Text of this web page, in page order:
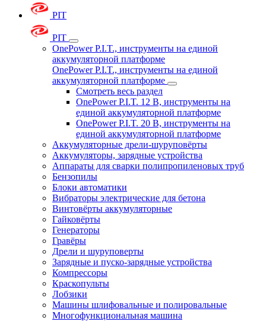
PIT
PIT
OnePower P.I.T., инструменты на единой
аккумуляторной платформе
OnePower P.I.T., инструменты на единой
аккумуляторной платформе
Смотреть весь раздел
OnePower P.I.T. 12 В, инструменты на
единой аккумуляторной платформе
OnePower P.I.T. 20 В, инструменты на
единой аккумуляторной платформе
Аккумуляторные дрели-шуруповёрты
Аккумуляторы, зарядные устройства
Аппараты для сварки полипропиленовых труб
Бензопилы
Блоки автоматики
Вибраторы электрические для бетона
Винтовёрты аккумуляторные
Гайковёрты
Генераторы
Гравёры
Дрели и шуруповерты
Зарядные и пуско-зарядные устройства
Компрессоры
Краскопульты
Лобзики
Машины шлифовальные и полировальные
Многофункциональная машина